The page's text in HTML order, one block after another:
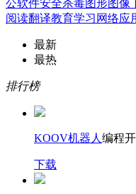
公软件安全杀毒图形图像
阅读翻译教育学习 网络应
最新
最热
排行榜
KOOV机器人 编程
下载